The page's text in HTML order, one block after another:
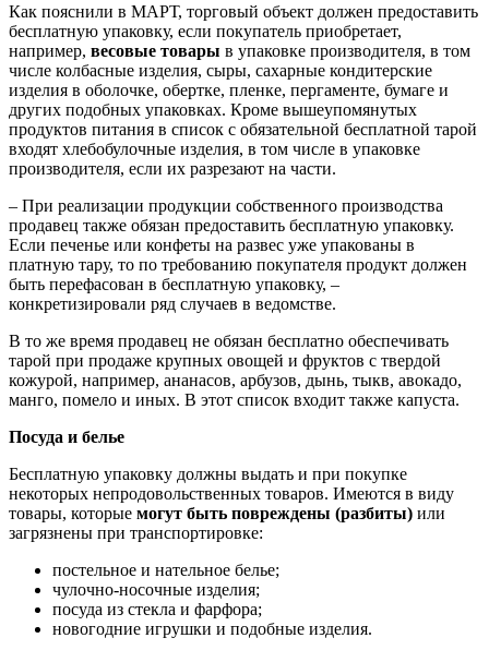
Как пояснили в МАРТ, торговый объект должен предоставить
бесплатную упаковку, если покупатель приобретает,
например, весовые товары в упаковке производителя, в том
числе колбасные изделия, сыры, сахарные кондитерские
изделия в оболочке, обертке, пленке, пергаменте, бумаге и
других подобных упаковках. Кроме вышеупомянутых
продуктов питания в список с обязательной бесплатной тарой
входят хлебобулочные изделия, в том числе в упаковке
производителя, если их разрезают на части.
– При реализации продукции собственного производства
продавец также обязан предоставить бесплатную упаковку.
Если печенье или конфеты на развес уже упакованы в
платную тару, то по требованию покупателя продукт должен
быть перефасован в бесплатную упаковку, –
конкретизировали ряд случаев в ведомстве.
В то же время продавец не обязан бесплатно обеспечивать
тарой при продаже крупных овощей и фруктов с твердой
кожурой, например, ананасов, арбузов, дынь, тыкв, авокадо,
манго, помело и иных. В этот список входит также капуста.
Посуда и белье
Бесплатную упаковку должны выдать и при покупке
некоторых непродовольственных товаров. Имеются в виду
товары, которые могут быть повреждены (разбиты) или
загрязнены при транспортировке:
постельное и нательное белье;
чулочно-носочные изделия;
посуда из стекла и фарфора;
новогодние игрушки и подобные изделия.